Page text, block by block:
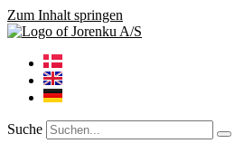
Zum Inhalt springen
Suche